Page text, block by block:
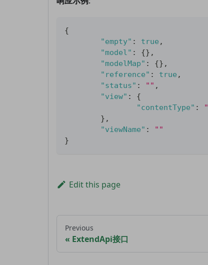
{
"empty" : true ,
"model" : {} ,
"modelMap" : {} ,
"reference" : true ,
"status" : "" ,
"view" :
{
"contentType" :
} ,
"viewName" :
""
}
Edit this page
Previous
ExtendApi接口